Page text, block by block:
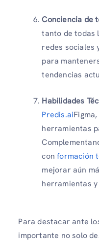
Conciencia de
tanto de todas
redes sociales
para
tendencias
Habilidades
Predis.ai
herramientas
conformación
mejorar aún
herramientas
Para destacar ante
importante no solo